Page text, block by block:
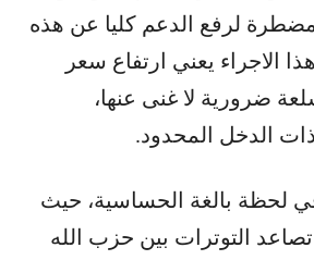
لرفع الدعم كليا عن هذه
الاجراء يعني ارتفاع سعر
ضرورية لا غنى عنها،
الدخل المحدود.
لحظة بالغة الحساسية، حيث
التوترات بين حزب الله